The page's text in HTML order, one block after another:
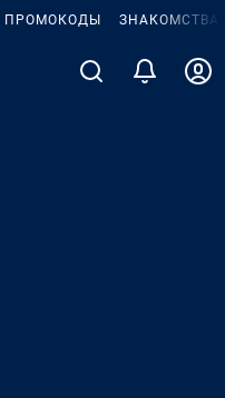
ПРОМОКОДЫ ЗНАКОМСТВА